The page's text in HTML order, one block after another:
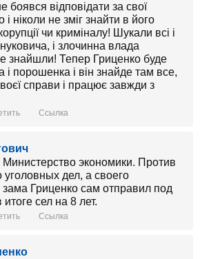
боявся відповідати за свої
і ніколи не зміг знайти в його
чи криміналу! Шукали всі і
і злочинна влада
знайшли! Тепер Гриценко буде
і порошенка і він знайде там все,
справи і працює завжди з
Ссылка
экономики. Против
дел, а своего
зама Гриценко сам отправил под
сел на 8 лет.
Ссылка